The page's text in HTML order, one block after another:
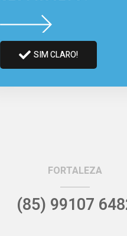
SIM CLARO!
FORTALEZA
(85) 99107